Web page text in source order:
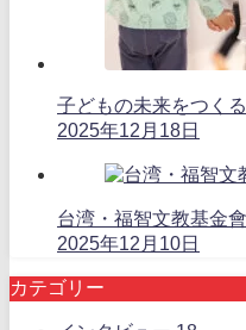
子どもの未来をつく
2025年12月18日
台湾・福智文教基金
2025年12月10日
カテゴリー